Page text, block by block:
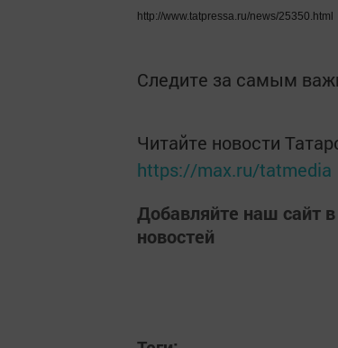
http://www.tatpressa.ru/news/25350.html
Следите за самым
Читайте новости
https://max.ru/tatmedia
Добавляйте наш сайт в
новостей